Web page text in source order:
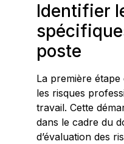
Identifier
poste
La première
les risques
travail. Cette
dans le cadre du
d’évaluation des